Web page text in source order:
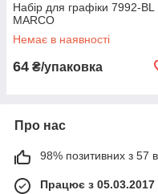
Набір для графіки 7992-BL
MARCO
Немає в наявності
64 ₴/упаковка
Про нас
98% позитивних з 57
Працює з 05.03.2017